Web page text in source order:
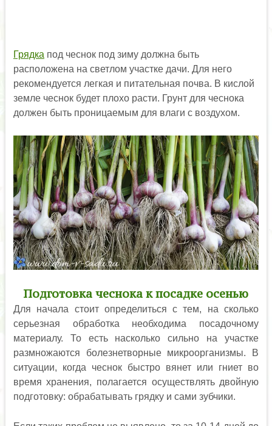
Грядка под чеснок под зиму должна быть
расположена на светлом участке дачи. Для него
рекомендуется легкая и питательная почва. В кислой
земле чеснок будет плохо расти. Грунт для чеснока
должен быть проницаемым для влаги с воздухом.
Подготовка чеснока к посадке осенью
Для начала стоит определиться с тем, на сколько
серьезная обработка необходима посадочному
материалу. То есть насколько сильно на участке
размножаются болезнетворные микроорганизмы. В
ситуации, когда чеснок быстро вянет или гниет во
время хранения, полагается осуществлять двойную
подготовку: обрабатывать грядку и сами зубчики.